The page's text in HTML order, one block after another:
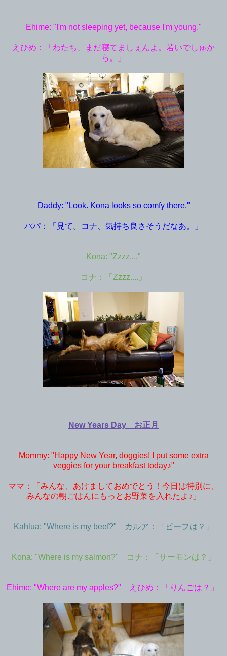
Ehime: "I'm not sleeping yet, because I'm young."
えひめ：「わたち、まだ寝てましぇんよ。若いでしゅか
ら。」
Daddy: "Look. Kona looks so comfy there."
パパ：「見て。コナ、気持ち良さそうだなあ。」
Kona: "Zzzz...."
コナ：「Zzzz....」
New Years Day お正月
Mommy: "Happy New Year, doggies! I put some extra
veggies for your breakfast today♪"
ママ：「みんな、あけましておめでとう！今日は特別に、
みんなの朝ごはんにもっとお野菜を入れたよ♪」
Kahlua: "Where is my beef?" カルア：「ビーフは？」
Kona: "Where is my salmon?" コナ：「サーモンは？」
Ehime: "Where are my apples?" えひめ：「りんごは？」